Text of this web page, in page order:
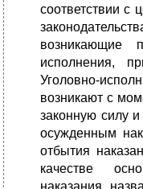
соответствии с
исполнения,
Уголовно-
возникают с
законную силу
осужденным
отбытия
качестве